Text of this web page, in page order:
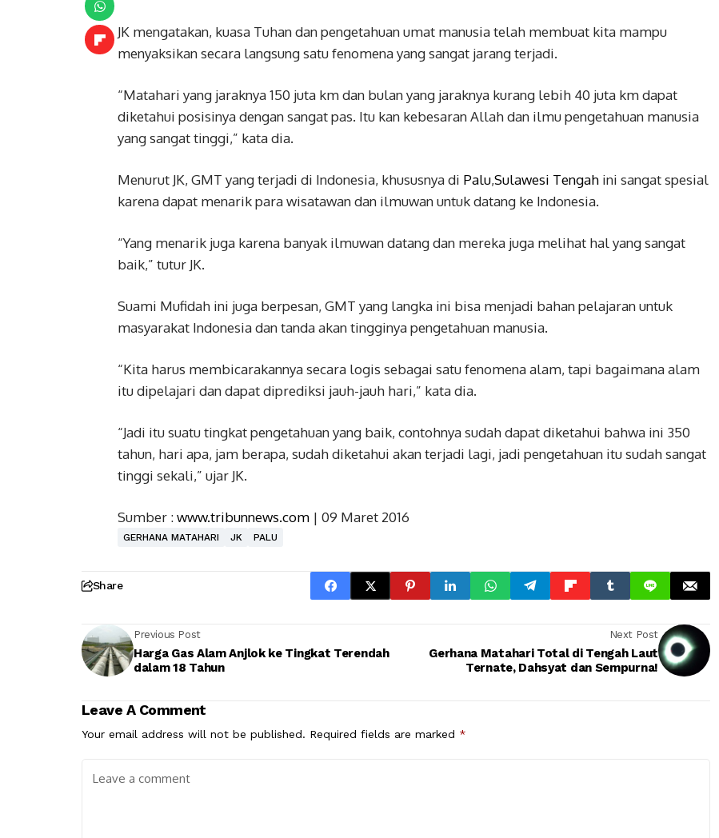
JK mengatakan, kuasa Tuhan dan pengetahuan umat manusia telah membuat kita mampu
menyaksikan secara langsung satu fenomena yang sangat jarang terjadi.
“Matahari yang jaraknya 150 juta km dan bulan yang jaraknya kurang lebih 40 juta km dapat
diketahui posisinya dengan sangat pas. Itu kan kebesaran Allah dan ilmu pengetahuan manusia
yang sangat tinggi,” kata dia.
Menurut JK, GMT yang terjadi di Indonesia, khususnya di Palu,Sulawesi Tengah ini sangat spesial
karena dapat menarik para wisatawan dan ilmuwan untuk datang ke Indonesia.
“Yang menarik juga karena banyak ilmuwan datang dan mereka juga melihat hal yang sangat
baik,” tutur JK.
Suami Mufidah ini juga berpesan, GMT yang langka ini bisa menjadi bahan pelajaran untuk
masyarakat Indonesia dan tanda akan tingginya pengetahuan manusia.
“Kita harus membicarakannya secara logis sebagai satu fenomena alam, tapi bagaimana alam
itu dipelajari dan dapat diprediksi jauh-jauh hari,” kata dia.
“Jadi itu suatu tingkat pengetahuan yang baik, contohnya sudah dapat diketahui bahwa ini 350
tahun, hari apa, jam berapa, sudah diketahui akan terjadi lagi, jadi pengetahuan itu sudah sangat
tinggi sekali,” ujar JK.
Sumber :www.tribunnews.com | 09 Maret 2016
GERHANA MATAHARI JK PALU
Share
Previous Post
Harga Gas Alam Anjlok ke Tingkat Terendah
dalam 18 Tahun
Next Post
Gerhana Matahari Total di Tengah Laut
Ternate, Dahsyat dan Sempurna!
Leave A Comment
Your email address will not be published. Required fields are marked *